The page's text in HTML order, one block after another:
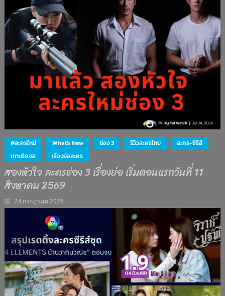
#ละครใหม่ What's New ช่อง 3 รีวิวละครไทย
ละคร-ซีรีส์
เกาะติดจอ
เรื่องย่อละคร
สองหัวใจ ละครช่อง 3 เรื่องย่อ เริ่มตอนแรกวันที่ 11
สิงหาคม 2569
24 กรกฎาคม 2026